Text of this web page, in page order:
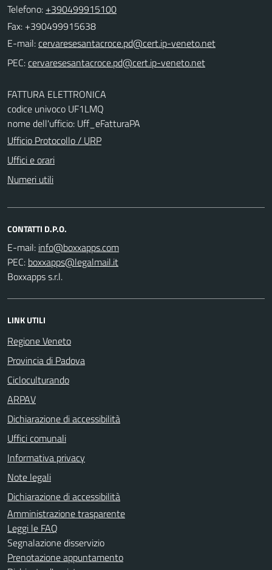
Telefono: +390499915100
Fax: +390499915638
E-mail:
PEC:
FATTURA ELETTRONICA
codice univoco UF1LMQ
nome dell'ufficio: Uff_eFatturaPA
Ufficio Protocollo / URP
Uffici e orari
Numeri utili
CONTATTI D.P.O.
E-mail:
PEC:
Boxxapps s.r.l.
LINK UTILI
Regione Veneto
Provincia di Padova
Cicloculturando
ARPAV
Dichiarazione di accessibilità
Uffici comunali
Informativa privacy
Note legali
Dichiarazione di accessibilità
Amministrazione trasparente
Leggi le FAQ
Segnalazione disservizio
Prenotazione appuntamento